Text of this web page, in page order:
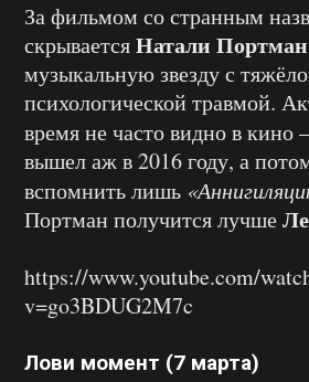
За фильмом со странным
скрываетсяНатали Портман
музыкальную звезду с
психологической травмой.
время не часто видно в кино –
вышел аж в 2016 году, а
вспомнить лишь
Портман получится лучше
https://www.youtube.com/
v=go3BDUG2M7c
Лови момент (7 марта)